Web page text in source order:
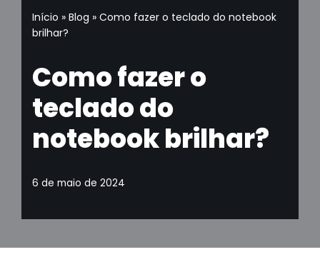
Início » Blog » Como fazer o teclado do notebook
brilhar?
Como fazer o
teclado do
notebook brilhar?
6 de maio de 2024